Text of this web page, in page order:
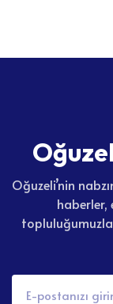
Oğuzel
Oğuzeli’nin
haberler,